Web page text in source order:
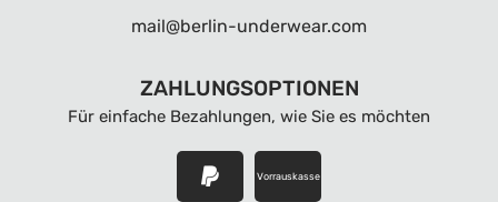
mail@berlin-underwear.com
ZAHLUNGSOPTIONEN
Für einfache Bezahlungen, wie Sie es möchten
Vorrauskasse